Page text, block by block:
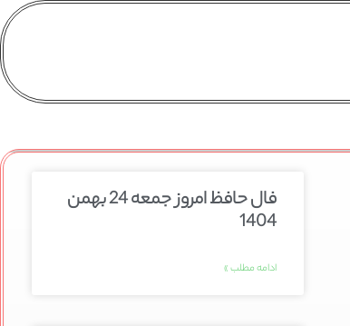
فال حافظ امروز جمعه 24 بهمن
1404
ادامه مطلب »